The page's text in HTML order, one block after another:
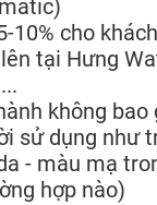
10% cho
tại Hưng
không bao
sử dụng như
- màu mạ
hợp nào)